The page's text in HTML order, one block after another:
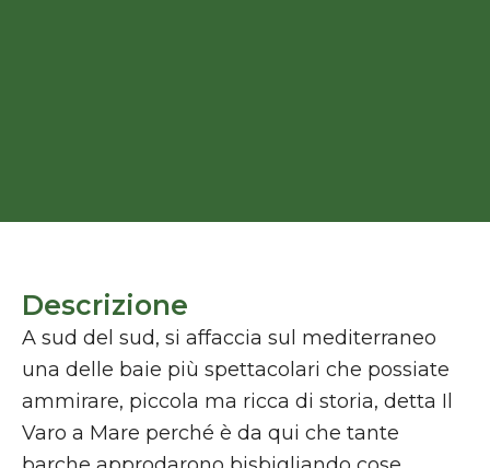
Descrizione
A sud del sud, si affaccia sul mediterraneo
una delle baie più spettacolari che possiate
ammirare, piccola ma ricca di storia, detta Il
Varo a Mare perché è da qui che tante